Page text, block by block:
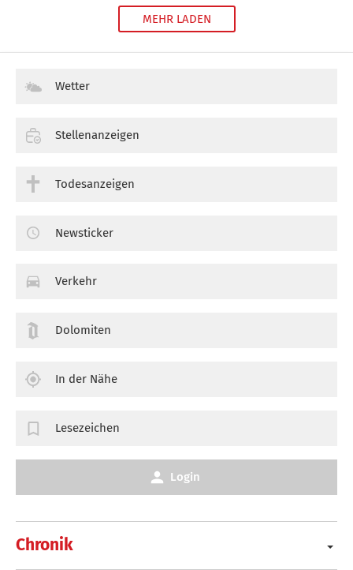
MEHR LADEN
Chronik
Wetter
Stellenanzeigen
Todesanzeigen
Newsticker
Verkehr
Dolomiten
In der Nähe
Lesezeichen
Login